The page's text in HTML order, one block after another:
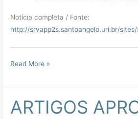
Notícia completa / Fonte:
http://srvapp2s.santoangelo.uri.br/
Read More »
ARTIGOS
ARTIGOS
APROVADOS